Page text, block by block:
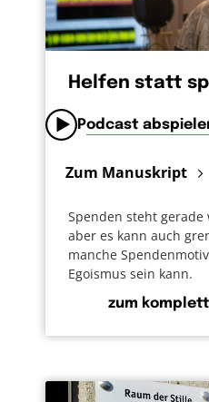
Helfen statt
Podcast
Zum Manuskript
Spenden steht
aber es kann auch
manche
Egoismus sein kann.
zum